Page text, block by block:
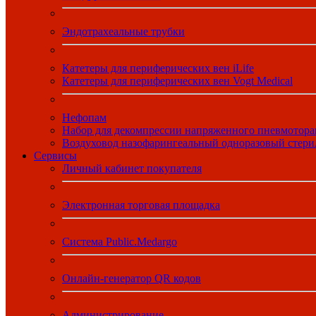
Эндотрахеальные трубки
Катетеры для периферических вен iLife
Катетеры для периферических вен Vogt Medical
Нефопам
Набор для декомпрессии напряженного
Воздуховод назофарингеальный одноразовый
Сервисы
Личный кабинет покупателя
Электронная торговая площадка
Система Public.Medargo
Онлайн-генератор QR кодов